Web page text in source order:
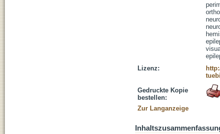
Lizenz:
Gedruckte Kopie
bestellen:
Zur Langanzeige